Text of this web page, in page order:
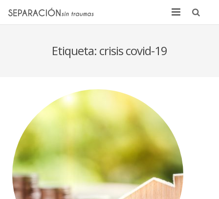
Quienes somos
Contacto
Etiqueta: crisis covid-19